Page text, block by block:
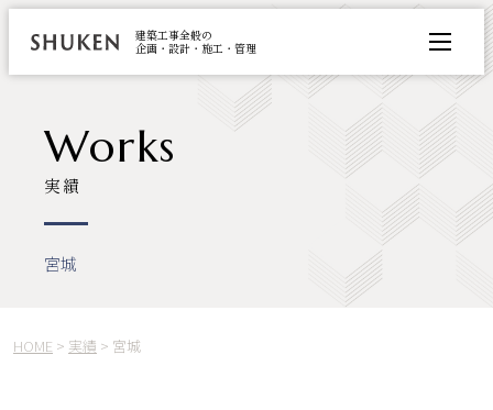
建築工事全般の
企画・設計・施工・管理
実績
会社情報
社会のために
コラム
メディア
Works
実績
宮城
HOME > 実績 > 宮城